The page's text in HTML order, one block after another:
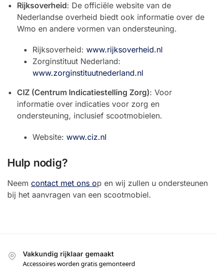
Rijksoverheid: De officiële website van de
Nederlandse overheid biedt ook informatie over de
Wmo en andere vormen van ondersteuning.
Rijksoverheid: www.rijksoverheid.nl
Zorginstituut Nederland:
www.zorginstituutnederland.nl
CIZ (Centrum Indicatiestelling Zorg): Voor
informatie over indicaties voor zorg en
ondersteuning, inclusief scootmobielen.
Website: www.ciz.nl
Hulp nodig?
Neem contact met ons op en wij zullen u ondersteunen
bij het aanvragen van een scootmobiel.
Vakkundig rijklaar gemaakt
Accessoires worden gratis gemonteerd